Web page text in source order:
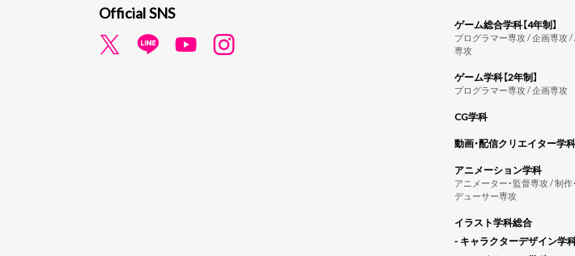
ゲーム総合学科【4年制】
プログラマー専攻 / 企画専攻 /
専攻
ゲーム学科【2年制】
プログラマー専攻 / 企画専攻
CG学科
動画・配信クリエイター学科
アニメーション学科
アニメーター・監督専攻 / 制作
デューサー専攻
イラスト学科総合
- キャラクターデザイン学
Official SNS